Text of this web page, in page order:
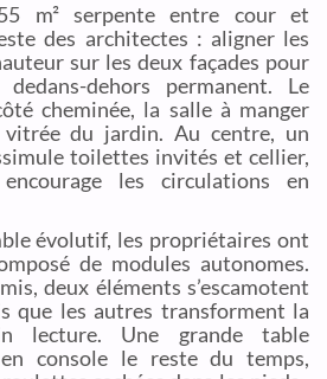
m² serpente entre cour et
des architectes : aligner les
sur les deux façades pour
dehors permanent. Le
cheminée, la salle à manger
vitrée du jardin. Au centre, un
toilettes invités et cellier,
les circulations en
évolutif, les propriétaires ont
de modules autonomes.
deux éléments s’escamotent
que les autres transforment la
lecture. Une grande table
console le reste du temps,